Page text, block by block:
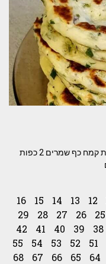
פיתות חלביות עם ירק- יפה וקס ברקו 4 כוסות קמח כף שמרים 2 כפות
12
13
14
15
16
25
26
27
28
29
38
39
40
41
42
51
52
53
54
55
64
65
66
67
68